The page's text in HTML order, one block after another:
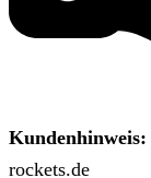
Kundenhinweis:
rockets.de